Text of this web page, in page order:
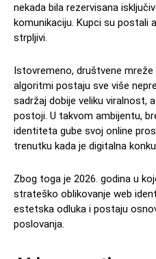
nekada bila rezervisana
komunikaciju. Kupci su postali
strpljivi.
Istovremeno, društvene
algoritmi postaju sve više
sadržaj dobije veliku viralnost,
postoji. U takvom ambijentu,
identiteta gube svoj online
trenutku kada je digitalna
Zbog toga je 2026. godina u
strateško oblikovanje web
estetska odluka i postaju
poslovanja.